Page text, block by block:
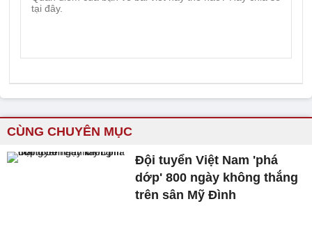
CÙNG CHUYÊN MỤC
Đội tuyển Việt Nam 'phá
dớp' 800 ngày không thắng
trên sân Mỹ Đình